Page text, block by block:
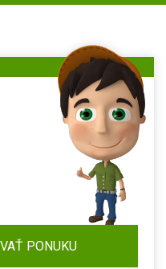
PONUKU